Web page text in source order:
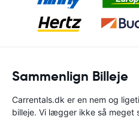
Sammenlign Billeje
Carrentals.dk er en nem og
billeje. Vi lægger ikke så meget